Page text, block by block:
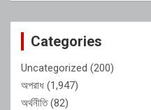
Categories
Uncategorized (200)
অপরাধ (1,947)
অর্থনীতি(82)